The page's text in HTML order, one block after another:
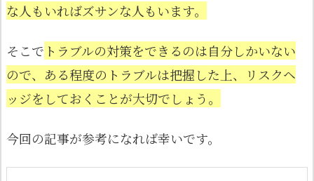
な人もいればズサンな人もいます。
そこで トラブルの対策をできるのは自分しかいない
ので、ある程度のトラブルは把握した上、リスクヘ
ッジをしておくことが大切でしょう。
今回の記事が参考になれば幸いです。